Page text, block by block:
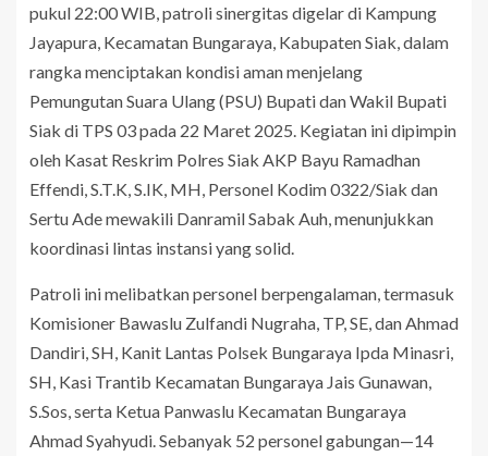
pukul 22:00 WIB, patroli sinergitas digelar di Kampung
Jayapura, Kecamatan Bungaraya, Kabupaten Siak, dalam
rangka menciptakan kondisi aman menjelang
Pemungutan Suara Ulang (PSU) Bupati dan Wakil Bupati
Siak di TPS 03 pada 22 Maret 2025. Kegiatan ini dipimpin
oleh Kasat Reskrim Polres Siak AKP Bayu Ramadhan
Effendi, S.T.K, S.IK, MH, Personel Kodim 0322/Siak dan
Sertu Ade mewakili Danramil Sabak Auh, menunjukkan
koordinasi lintas instansi yang solid.
Patroli ini melibatkan personel berpengalaman, termasuk
Komisioner Bawaslu Zulfandi Nugraha, TP, SE, dan Ahmad
Dandiri, SH, Kanit Lantas Polsek Bungaraya Ipda Minasri,
SH, Kasi Trantib Kecamatan Bungaraya Jais Gunawan,
S.Sos, serta Ketua Panwaslu Kecamatan Bungaraya
Ahmad Syahyudi. Sebanyak 52 personel gabungan—14